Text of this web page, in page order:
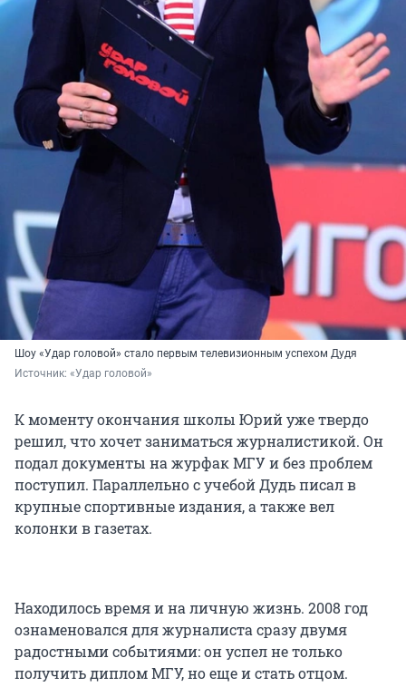
Шоу «Удар головой» стало первым телевизионным успехом Дудя
Источник: «Удар головой»
К моменту окончания школы Юрий уже твердо
решил, что хочет заниматься журналистикой. Он
подал документы на журфак МГУ и без проблем
поступил. Параллельно с учебой Дудь писал в
крупные спортивные издания, а также вел
колонки в газетах.
Находилось время и на личную жизнь. 2008 год
ознаменовался для журналиста сразу двумя
радостными событиями: он успел не только
получить диплом МГУ, но еще и стать отцом.